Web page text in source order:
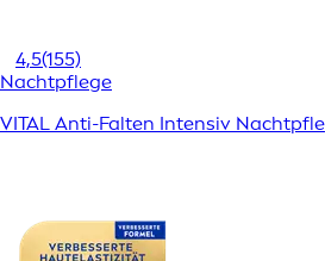
4,5(155)
Nachtpflege
VITAL Anti-Falten Intensiv